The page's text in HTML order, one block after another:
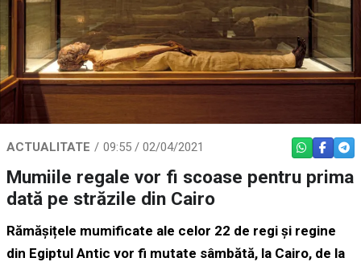
ACTUALITATE 09:55 / 02/04/2021 WHATSAPP
Mumiile regale vor fi scoase pentru prima
dată pe străzile din Cairo
Rămășițele mumificate ale celor 22 de regi și regine
din Egiptul Antic vor fi mutate sâmbătă, la Cairo, de la